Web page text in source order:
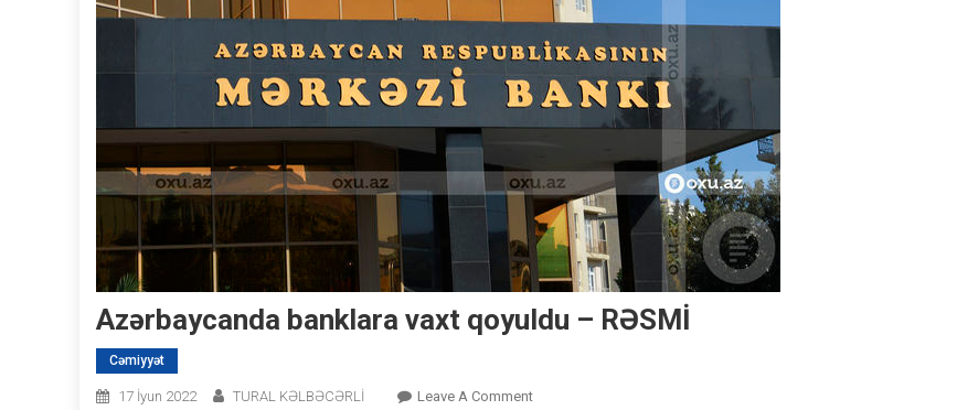
Azərbaycanda banklara vaxt qoyuldu – RƏSMİ
Cəmiyyət
17 İyun 2022 TURAL KƏLBƏCƏRLİ Leave A CommentOn